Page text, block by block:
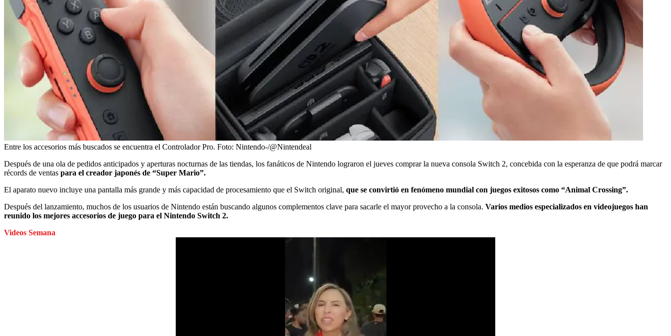
Entre los accesorios más buscados se encuentra el Controlador Pro. Foto: Nintendo-/@Nintendeal
Después de una ola de pedidos anticipados y aperturas nocturnas de las tiendas, los fanáticos de Nintendo lograron el jueves comprar la nueva consola Switch 2, concebida con la esperanza de que podrá marcar
récords de ventas para el creador japonés de “Super Mario”.
El aparato nuevo incluye una pantalla más grande y más capacidad de procesamiento que el Switch original, que se convirtió en fenómeno mundial con juegos exitosos como “Animal Crossing”.
Después del lanzamiento, muchos de los usuarios de Nintendo están buscando algunos complementos clave para sacarle el mayor provecho a la consola. Varios medios especializados en videojuegos han
reunido los mejores accesorios de juego para el Nintendo Switch 2.
Videos Semana